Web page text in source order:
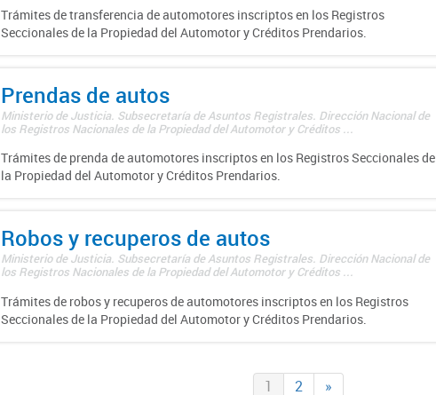
Trámites de transferencia de automotores inscriptos en los Registros
Seccionales de la Propiedad del Automotor y Créditos Prendarios.
Prendas de autos
Ministerio de Justicia. Subsecretaría de Asuntos Registrales. Dirección Nacional de
los Registros Nacionales de la Propiedad del Automotor y Créditos ...
Trámites de prenda de automotores inscriptos en los Registros Seccionales de
la Propiedad del Automotor y Créditos Prendarios.
Robos y recuperos de autos
Ministerio de Justicia. Subsecretaría de Asuntos Registrales. Dirección Nacional de
los Registros Nacionales de la Propiedad del Automotor y Créditos ...
Trámites de robos y recuperos de automotores inscriptos en los Registros
Seccionales de la Propiedad del Automotor y Créditos Prendarios.
1 2 »